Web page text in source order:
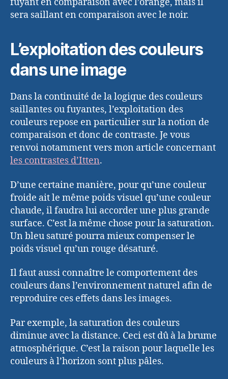
fuyant en comparaison avec l’orange, mais il
sera saillant en comparaison avec le noir.
L’exploitation des couleurs
dans une image
Dans la continuité de la logique des couleurs
saillantes ou fuyantes, l’exploitation des
couleurs repose en particulier sur la notion de
comparaison et donc de contraste. Je vous
renvoi notamment vers mon article concernant
les contrastes d’Itten.
D’une certaine manière, pour qu’une couleur
froide ait le même poids visuel qu’une couleur
chaude, il faudra lui accorder une plus grande
surface. C’est la même chose pour la saturation.
Un bleu saturé pourra mieux compenser le
poids visuel qu’un rouge désaturé.
Il faut aussi connaître le comportement des
couleurs dans l’environnement naturel afin de
reproduire ces effets dans les images.
Par exemple, la saturation des couleurs
diminue avec la distance. Ceci est dû à la brume
atmosphérique. C’est la raison pour laquelle les
couleurs à l’horizon sont plus pâles.